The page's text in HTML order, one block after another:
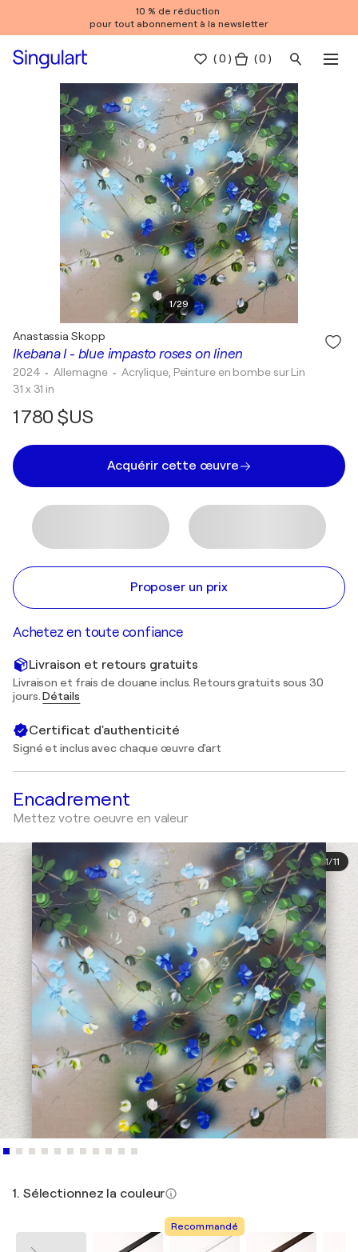
10 % de réduction
pour tout abonnement à la newsletter
(0 ) ( 0 )
1/29
Ikebana I - blue impasto roses on linen
Anastassia Skopp
2024 • Allemagne • Acrylique, Peinture en bombe sur Lin
31 x 31 in
1 780 $US
Acquérir cette œuvre
Proposer un prix
Achetez en toute confiance
Livraison et retours gratuits
Livraison et frais de douane inclus. Retours gratuits sous 30
jours.Détails
Certificat d'authenticité
Signé et inclus avec chaque œuvre d'art
Encadrement
Mettez votre oeuvre en valeur
1/11
1. Sélectionnez la couleur
Recommandé